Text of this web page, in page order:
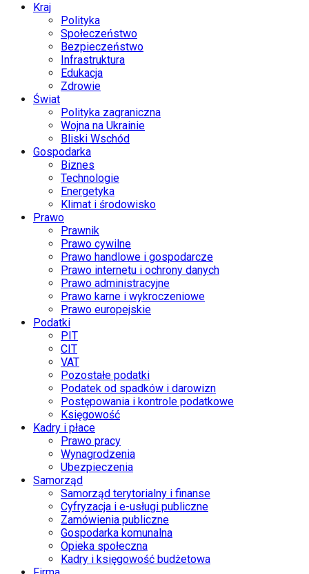
Kraj
Polityka
Społeczeństwo
Bezpieczeństwo
Infrastruktura
Edukacja
Zdrowie
Świat
Polityka zagraniczna
Wojna na Ukrainie
Bliski Wschód
Gospodarka
Biznes
Technologie
Energetyka
Klimat i środowisko
Prawo
Prawnik
Prawo cywilne
Prawo handlowe i gospodarcze
Prawo internetu i ochrony danych
Prawo administracyjne
Prawo karne i wykroczeniowe
Prawo europejskie
Podatki
PIT
CIT
VAT
Pozostałe podatki
Podatek od spadków i darowizn
Postępowania i kontrole podatkowe
Księgowość
Kadry i płace
Prawo pracy
Wynagrodzenia
Ubezpieczenia
Samorząd
Samorząd terytorialny i finanse
Cyfryzacja i e-usługi publiczne
Zamówienia publiczne
Gospodarka komunalna
Opieka społeczna
Kadry i księgowość budżetowa